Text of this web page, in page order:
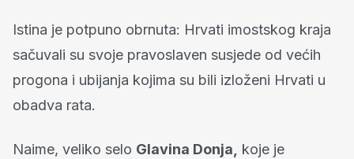
Istina je potpuno obrnuta: Hrvati imostskog kraja
sačuvali su svoje pravoslaven susjede od većih
progona i ubijanja kojima su bili izloženi Hrvati u
obadva rata.
Naime, veliko selo Glavina Donja, koje je